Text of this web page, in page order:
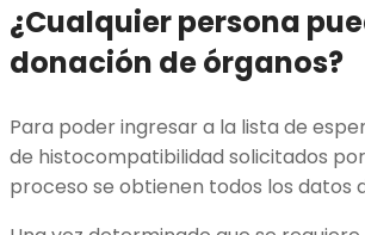
¿Cualquier persona
donación de órganos?
Para poder ingresar a la lista de
de histocompatibilidad solicitados
proceso se obtienen todos los datos